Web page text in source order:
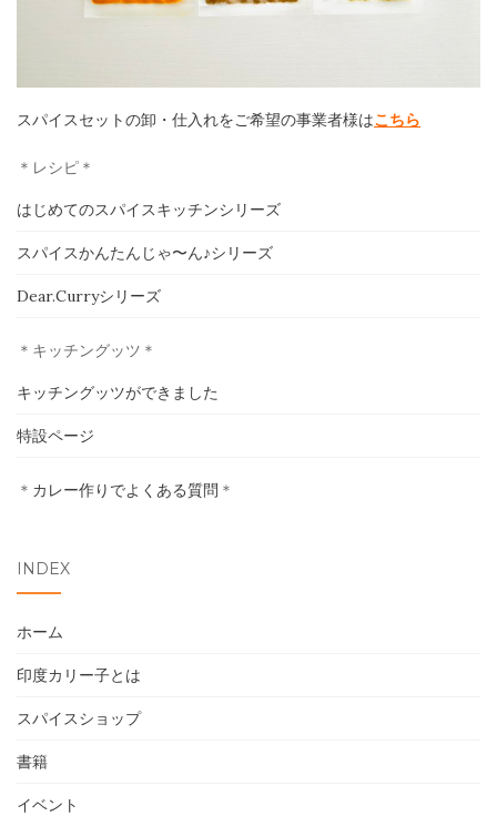
ホーム
イベント
スパイスセットの卸・仕入れをご希望の事業者様はこちら
＊レシピ＊
はじめてのスパイスキッチンシリーズ
スパイスかんたんじゃ〜ん♪シリーズ
Dear.Curryシリーズ
＊キッチングッツ＊
キッチングッツができました
特設ページ
＊ カレー作りでよくある質問 ＊
INDEX
ホーム
印度カリー子とは
スパイスショップ
書籍
イベント